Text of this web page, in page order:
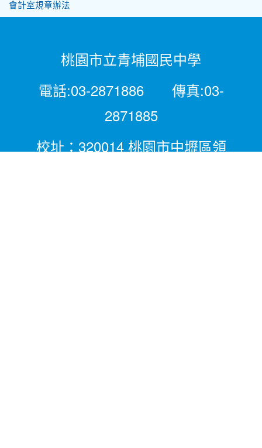
會計室規章辦法
桃園市立青埔國民中學
電話:03-2871886 傳真:03-
2871885
校址：320014 桃園市中壢區領